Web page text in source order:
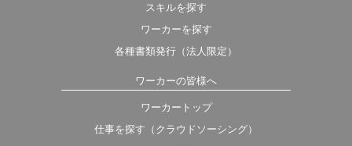
スキルを探す
ワーカーを探す
各種書類発行（法人限定）
ワーカーの皆様へ
ワーカートップ
仕事を探す（クラウドソーシング）